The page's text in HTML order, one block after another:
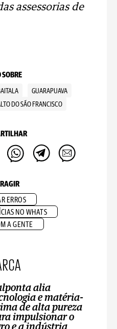
assessorias de
SOBRE
GUARAPUAVA
DO SÃO FRANCISCO
ERROS
NO WHATS
A GENTE
alia
e matéria-
de alta pureza
impulsionar o